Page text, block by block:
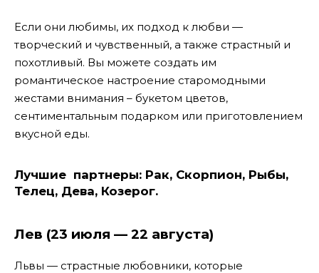
Если они любимы, их подход к любви —
творческий и чувственный, а также страстный и
похотливый. Вы можете создать им
романтическое настроение старомодными
жестами внимания – букетом цветов,
сентиментальным подарком или приготовлением
вкусной еды.
Лучшие партнеры: Рак, Скорпион, Рыбы,
Телец, Дева, Козерог.
Лев (23 июля — 22 августа)
Львы — страстные любовники, которые